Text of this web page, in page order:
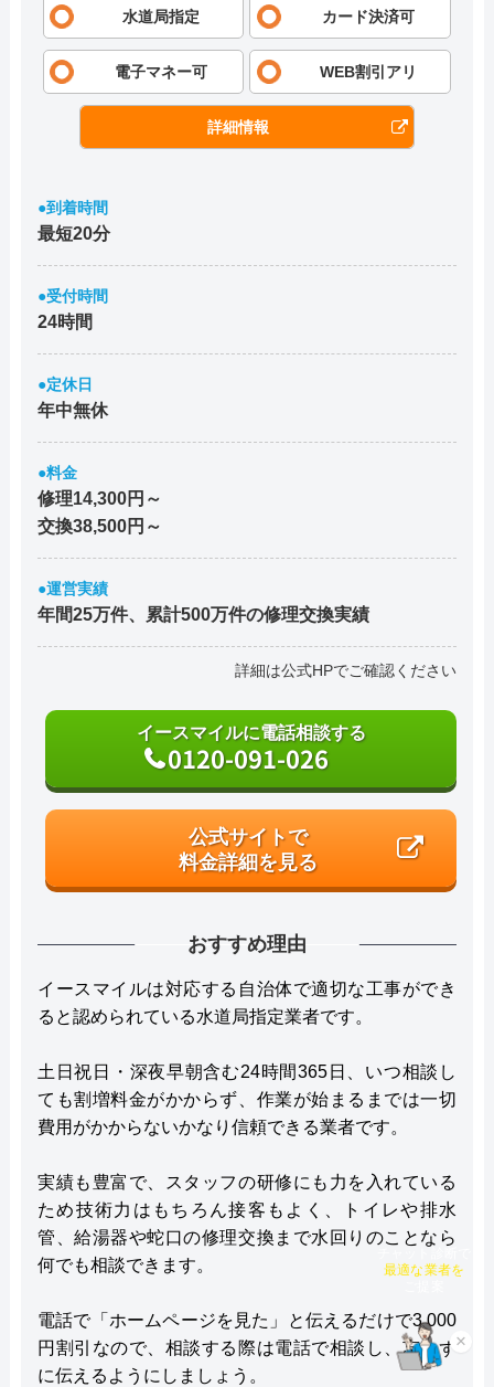
水道局指定 カード決済可
電子マネー可 WEB割引アリ
詳細情報
●到着時間
最短20分
●受付時間
24時間
●定休日
年中無休
●料金
修理14,300円～
交換38,500円～
●運営実績
年間25万件、累計500万件の修理交換実績
詳細は公式HPでご確認ください
イースマイルに電話相談する
0120-091-026
公式サイトで
料金詳細を見る
おすすめ理由
イースマイルは対応する自治体で適切な工事ができ
ると認められている水道局指定業者です。
土日祝日・深夜早朝含む24時間365日、いつ相談し
ても割増料金がかからず、作業が始まるまでは一切
費用がかからないかなり信頼できる業者です。
実績も豊富で、スタッフの研修にも力を入れている
ため技術力はもちろん接客もよく、トイレや排水
管、給湯器や蛇口の修理交換まで水回りのことなら
何でも相談できます。
電話で「ホームページを見た」と伝えるだけで3,000
円割引なので、相談する際は電話で相談し、忘れず
に伝えるようにしましょう。
×
チャット診断で
最適な業者を